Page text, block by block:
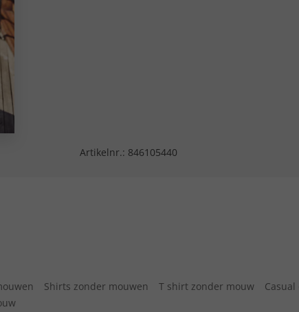
Artikelnr.: 846105440
Shirts zonder mouwen T shirt zonder mouw